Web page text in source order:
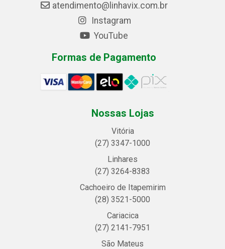
atendimento@linhavix.com.br
Instagram
YouTube
Formas de Pagamento
Nossas Lojas
Vitória
(27) 3347-1000
Linhares
(27) 3264-8383
Cachoeiro de Itapemirim
(28) 3521-5000
Cariacica
(27) 2141-7951
São Mateus